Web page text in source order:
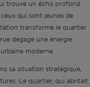
trouve un écho profond
qui sont jeunes de
transforme le quartier
dégage une énergie
moderne.
sa situation stratégique,
Le quartier, qui abritait